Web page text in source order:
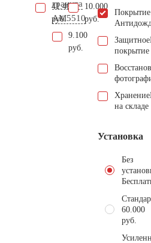
41.400
руб.
гранита
AM5510
9.100
руб.
10.000
руб.
Покрытие
Защитное
покрытие
Хранение
на складе
Установка
Без
60.000
руб.